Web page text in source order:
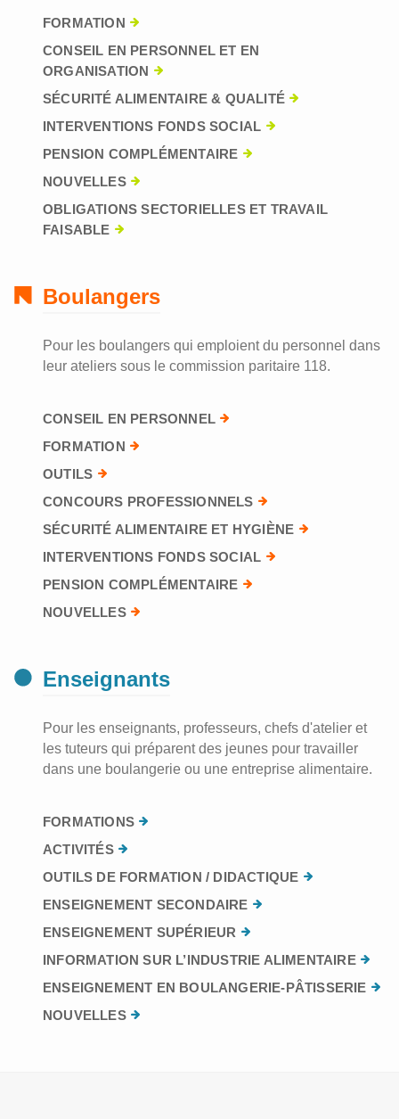
FORMATION
CONSEIL EN PERSONNEL ET EN
ORGANISATION
SÉCURITÉ ALIMENTAIRE & QUALITÉ
INTERVENTIONS FONDS SOCIAL
PENSION COMPLÉMENTAIRE
NOUVELLES
OBLIGATIONS SECTORIELLES ET TRAVAIL
FAISABLE
Boulangers
Pour les boulangers qui emploient du personnel dans
leur ateliers sous le commission paritaire 118.
CONSEIL EN PERSONNEL
FORMATION
OUTILS
CONCOURS PROFESSIONNELS
SÉCURITÉ ALIMENTAIRE ET HYGIÈNE
INTERVENTIONS FONDS SOCIAL
PENSION COMPLÉMENTAIRE
NOUVELLES
Enseignants
Pour les enseignants, professeurs, chefs d'atelier et
les tuteurs qui préparent des jeunes pour travailler
dans une boulangerie ou une entreprise alimentaire.
FORMATIONS
ACTIVITÉS
OUTILS DE FORMATION / DIDACTIQUE
ENSEIGNEMENT SECONDAIRE
ENSEIGNEMENT SUPÉRIEUR
INFORMATION SUR L’INDUSTRIE ALIMENTAIRE
ENSEIGNEMENT EN BOULANGERIE-PÂTISSERIE
NOUVELLES